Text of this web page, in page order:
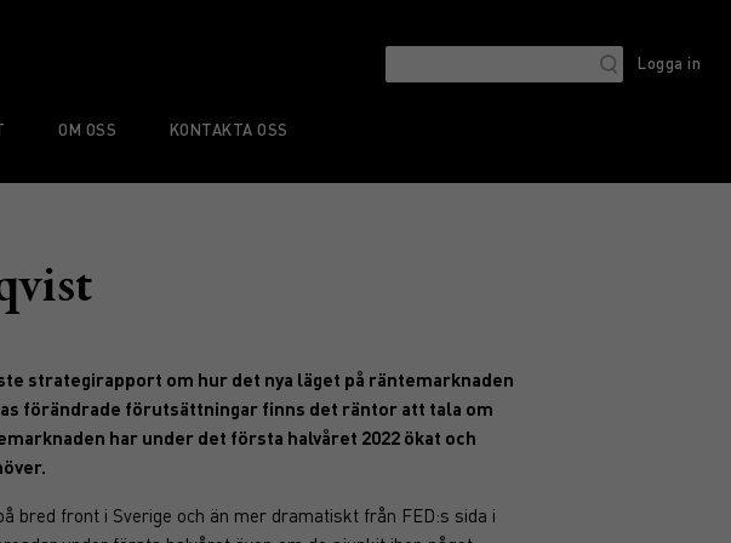
Logga in
OM OSS KONTAKTA OSS
strategirapport om hur det nya läget på räntemarknaden
förändrade förutsättningar finns det räntor att tala om
har under det första halvåret 2022 ökat och
bred front i Sverige och än mer dramatiskt från FED:s sida i